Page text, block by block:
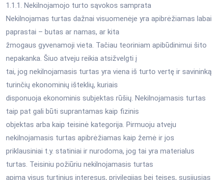
1.1.1. Nekilnojamojo turto sąvokos samprata
Nekilnojamas turtas dažnai visuomenėje yra apibrėžiamas labai
paprastai – butas ar namas, ar kita
žmogaus gyvenamoji vieta. Tačiau teoriniam apibūdinimui šito
nepakanka. Šiuo atveju reikia atsižvelgti į
tai, jog nekilnojamasis turtas yra viena iš turto vertę ir savininką
turinčių ekonominių išteklių, kuriais
disponuoja ekonominis subjektas rūšių. Nekilnojamasis turtas
taip pat gali būti suprantamas kaip fizinis
objektas arba kaip teisinė kategorija. Pirmuoju atveju
nekilnojamasis turtas apibrėžiamas kaip žemė ir jos
priklausiniai t.y. statiniai ir nurodoma, jog tai yra materialus
turtas. Teisiniu požiūriu nekilnojamasis turtas
apima visus turtinius interesus, privilegijas bei teises, susijusias